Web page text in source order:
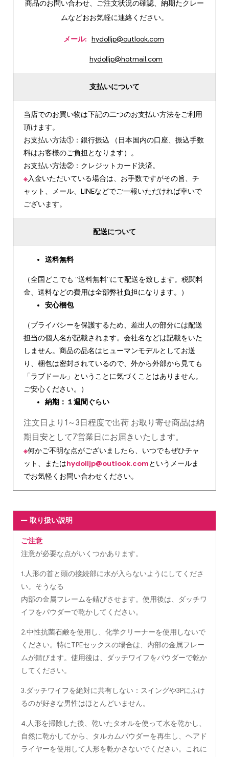
商品のお問い合わせ、ご注文状況の確認、納期たクレー
ムなどおお気軽に連絡ください。
メール: hydolljp@outlook.com
hydolljp@hotmail.com
支払いについて
当店でのお買い物は下記の二つのお支払い方法をご利用
頂けます。
お支払い方法①：銀行振込 （日本国内の口座、振込手数
料はお客様のご負担となります）。
お支払い方法②：クレジットカード決済。
※入金いただいている場合は、お手数ですがその旨、チ
ャット、メール、LINEなどでご一報いただければ幸いで
ございます。
配送について
送料無料
（全国どこでも “送料無料”にて配送を致します。税関料
金、送料などの費用は全部弊社負担になります。）
安心梱包
（プライバシーを保護するため、差出人の部分には配送
担当の個人名が記載されます。会社名などは記載をいた
しません。商品の品名はヒューマンモデルとしてお送
り、梱包は密封されているので、外から外部から見ても
「ラブドール」ということに気づくことはありません。
ご安心ください。）
納期：１週間ぐらい
注文日より1～3日程度で出荷 お取り寄せ商品は納
期目安として7営業日にお届きいたします。
※何かご不明な点がございましたら、いつでもぜひチャ
ット、またはhydolljp@outlook.comというメールま
でお気軽くお問い合わせください。
取り扱い説明
ご注意
注意が必要な点がいくつかあります。
1.人形の首と頭の接続部に水が入らないようにしてくださ
い。そうなる
内部の金属フレームを錆びさせます。使用後は、ダッチワ
イフをパウダーで乾かしてください。
2.中性抗菌石鹸を使用し、化学クリーナーを使用しないで
ください。特にTPEセックスの場合は、内部の金属フレー
ムが錆びます。使用後は、ダッチワイフをパウダーで乾か
してください。
3.ダッチワイフを絶対に共有しない：スイングや3Pにふけ
るのが好きな男性はほとんどいません。
4.人形を掃除した後、乾いたタオルを使って水を乾かし、
自然に乾かしてから、タルカムパウダーを再生し、ヘアド
ライヤーを使用して人形を乾かさないでください。これに